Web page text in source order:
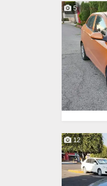
5
12